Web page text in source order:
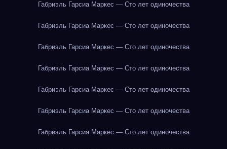
Габриэль Гарсиа Маркес — Сто лет одиночества
Габриэль Гарсиа Маркес — Сто лет одиночества
Габриэль Гарсиа Маркес — Сто лет одиночества
Габриэль Гарсиа Маркес — Сто лет одиночества
Габриэль Гарсиа Маркес — Сто лет одиночества
Габриэль Гарсиа Маркес — Сто лет одиночества
Габриэль Гарсиа Маркес — Сто лет одиночества